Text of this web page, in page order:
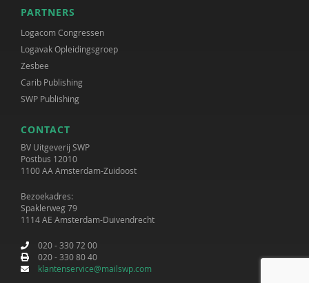
PARTNERS
Logacom Congressen
Logavak Opleidingsgroep
Zesbee
Carib Publishing
SWP Publishing
CONTACT
BV Uitgeverij SWP
Postbus 12010
1100 AA Amsterdam-Zuidoost
Bezoekadres:
Spaklerweg 79
1114 AE Amsterdam-Duivendrecht
020 - 330 72 00
020 - 330 80 40
klantenservice@mailswp.com